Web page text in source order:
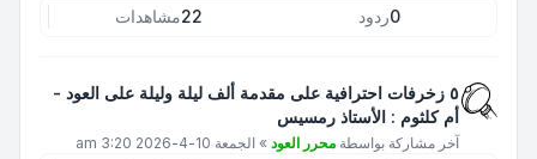
0ردود 22مشاهدات
٥ زخرفات احترافية على مقدمة ألف ليلة وليلة على العود -
أم كلثوم : الأستاذ رمسيس
آخر مشاركة بواسطة محرر العود » الجمعة 10-4-2026 3:20 am